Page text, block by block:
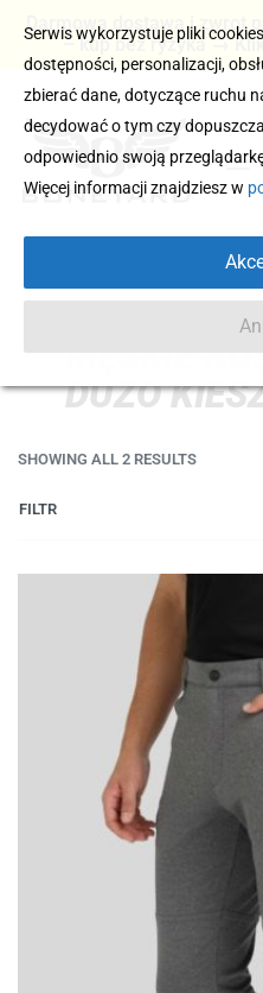
Darmowa dostawa i zwrot
– kup bez ryzyka →
MĘSKIE
DUŻO
SHOWING ALL 2 RESULTS
FILTR
Serwis wykorzystuje pliki
dostępności, personalizacji,
zbierać dane, dotyczące ruchu
decydować o tym czy
odpowiednio swoją
Więcej informacji znajdziesz w